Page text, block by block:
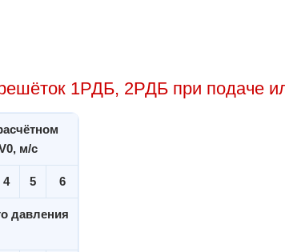
1РДБ, 2РДБ при подаче
м/с
4 5 6
давления